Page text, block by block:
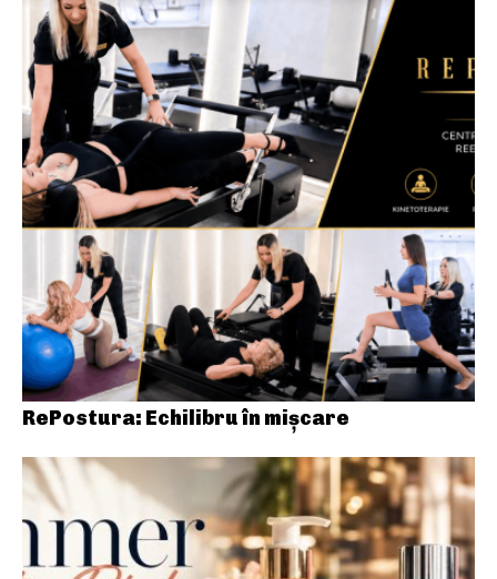
RePostura: Echilibru în mișcare